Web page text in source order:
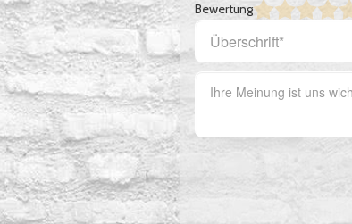
Bewertung